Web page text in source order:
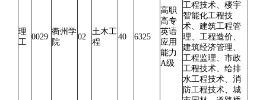
理
工
0029
衢州学
院
02
土木工
程
40 6325
高职
高专
英语
应用
能力
A级
工程技术、楼宇
智能化工程技
术、建筑工程管
理、工程造价、
建筑经济管理、
工程监理、市政
工程技术、给排
水工程技术、消
防工程技术、城